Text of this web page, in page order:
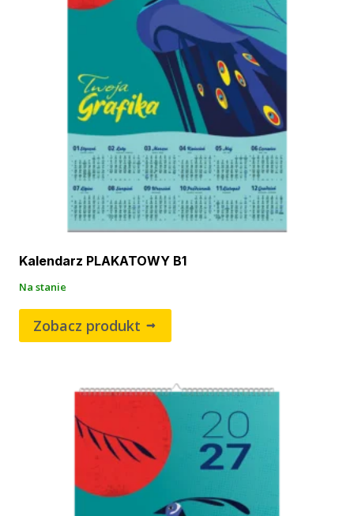
Kalendarz PLAKATOWY B1
Na stanie
Zobacz produkt